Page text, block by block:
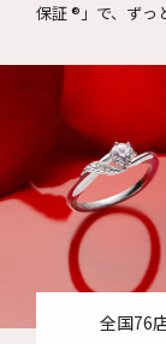
163,900円～製
らご提供して
のものづくり
保証 ®」で、ずっ
全国76